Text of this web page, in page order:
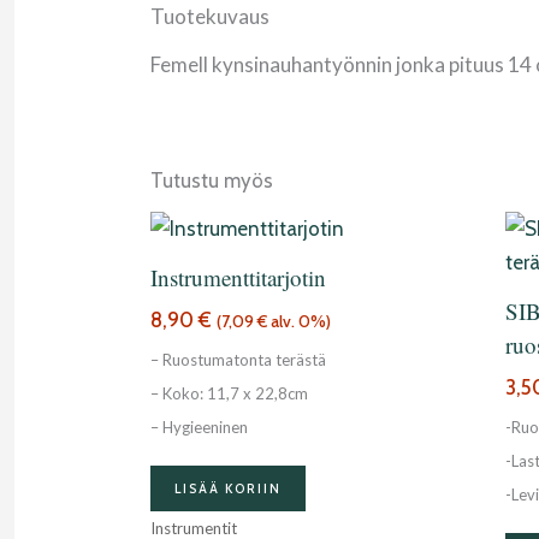
Tuotekuvaus
Femell kynsinauhantyönnin jonka pituus 14
Tutustu myös
Instrumenttitarjotin
8,90€ (7,09€alv. 0%)
– Ruostumatonta terästä
– Koko: 11,7 x 22,8cm
– Hygieeninen
LISÄÄ KORIIN
Instrumentit
-
-
-